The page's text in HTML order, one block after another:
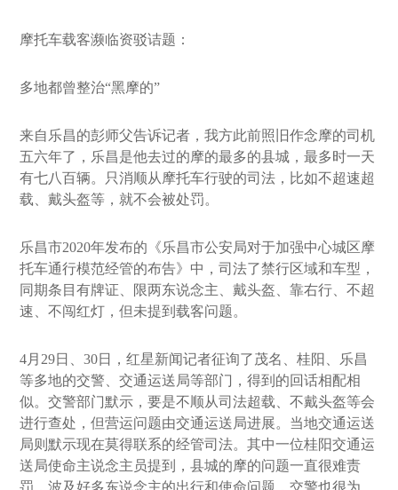
摩托车载客濒临资驳诘题：
多地都曾整治“黑摩的”
来自乐昌的彭师父告诉记者，我方此前照旧作念摩的司机
五六年了，乐昌是他去过的摩的最多的县城，最多时一天
有七八百辆。只消顺从摩托车行驶的司法，比如不超速超
载、戴头盔等，就不会被处罚。
乐昌市2020年发布的《乐昌市公安局对于加强中心城区摩
托车通行模范经管的布告》中，司法了禁行区域和车型，
同期条目有牌证、限两东说念主、戴头盔、靠右行、不超
速、不闯红灯，但未提到载客问题。
4月29日、30日，红星新闻记者征询了茂名、桂阳、乐昌
等多地的交警、交通运送局等部门，得到的回话相配相
似。交警部门默示，要是不顺从司法超载、不戴头盔等会
进行查处，但营运问题由交通运送局进展。当地交通运送
局则默示现在莫得联系的经管司法。其中一位桂阳交通运
送局使命主说念主员提到，县城的摩的问题一直很难责
罚，波及好多东说念主的出行和使命问题，交警也很为